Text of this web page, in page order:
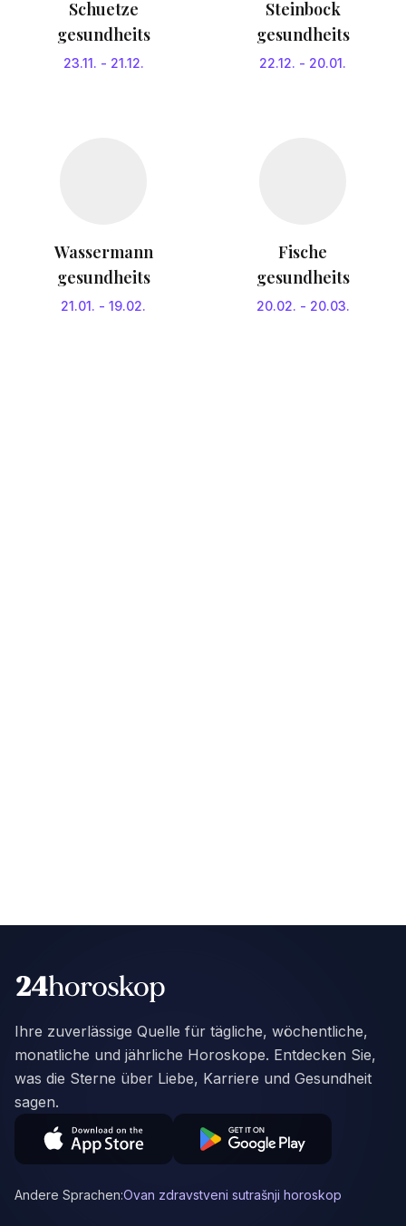
Schuetze
gesundheits
23.11. - 21.12.
Steinbock
gesundheits
22.12. - 20.01.
Wassermann
gesundheits
21.01. - 19.02.
Fische
gesundheits
20.02. - 20.03.
Ihre zuverlässige Quelle für tägliche, wöchentliche,
monatliche und jährliche Horoskope. Entdecken Sie,
was die Sterne über Liebe, Karriere und Gesundheit
sagen.
Andere Sprachen:Ovan zdravstveni sutrašnji horoskop